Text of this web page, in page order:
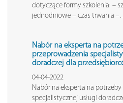
dotyczące formy szkolenia: –
jednodniowe – czas trwania
Nabór na eksperta na
przeprowadzenia
doradczej dla
04-04-2022
Nabór na eksperta na
specjalistycznej usługi